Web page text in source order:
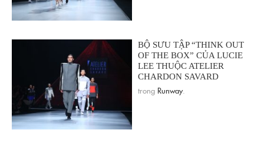
BỘ SƯU TẬP “THINK OUT
OF THE BOX” CỦA LUCIE
LEE THUỘC ATELIER
CHARDON SAVARD
trong Runway.